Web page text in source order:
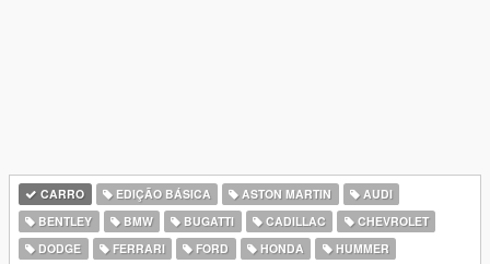
CARRO EDIÇÃO BÁSICA ASTON MARTIN
AUDI
BENTLEY
BMW BUGATTI CADILLAC
CHEVROLET
DODGE
FERRARI FORD HONDA
HUMMER